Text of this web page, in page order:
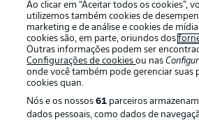
Oferecido por
Ao clicar em “Aceitar todos os cookies”,
utilizemos também cookies de
marketing e de análise e cookies de
cookies são, em parte, oriundos dos
Outras informações podem ser
Configurações de cookiesou nas
onde você também pode gerenciar suas
cookies quan.
Nós e os nossos61 parceiros
dados pessoais, como dados de